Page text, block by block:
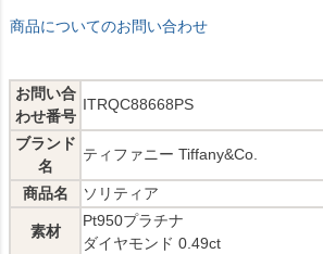
商品についてのお問い合わせ
お問い合
わせ番号
ITRQC88668PS
ブランド
名
ティファニー Tiffany&Co.
商品名 ソリティア
素材
Pt950プラチナ
ダイヤモンド 0.49ct